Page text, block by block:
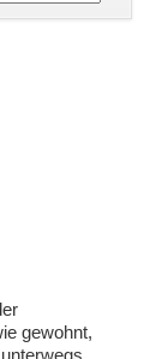
gewohnt,